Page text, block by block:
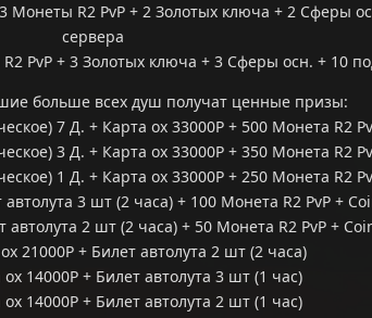
Монеты R2 PvP + 2 Золотых ключа + 2 Сферы
сервера
PvP + 3 Золотых ключа + 3 Сферы осн. + 10
больше всех душ получат ценные призы:
7 Д. + Карта ох 33000Р + 500 Монета R2
3 Д. + Карта ох 33000Р + 350 Монета R2
1 Д. + Карта ох 33000Р + 250 Монета R2
3 шт (2 часа) + 100 Монета R2 PvP +
2 шт (2 часа) + 50 Монета R2 PvP +
21000Р + Билет автолута 2 шт (2 часа)
14000Р + Билет автолута 3 шт (1 час)
14000Р + Билет автолута 2 шт (1 час)